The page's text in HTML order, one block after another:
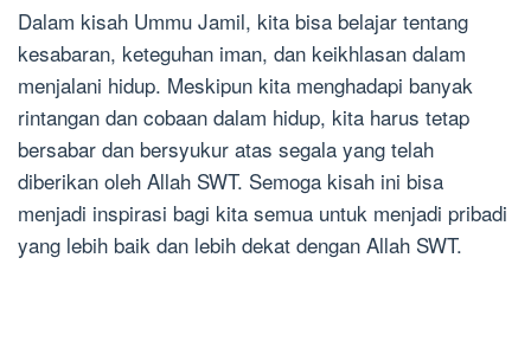
Dalam kisah Ummu Jamil, kita bisa belajar tentang
kesabaran, keteguhan iman, dan keikhlasan dalam
menjalani hidup. Meskipun kita menghadapi banyak
rintangan dan cobaan dalam hidup, kita harus tetap
bersabar dan bersyukur atas segala yang telah
diberikan oleh Allah SWT. Semoga kisah ini bisa
menjadi inspirasi bagi kita semua untuk menjadi pribadi
yang lebih baik dan lebih dekat dengan Allah SWT.